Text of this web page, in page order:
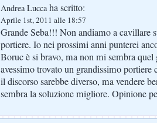
Andrea Luccaha scritto:
Aprile 1st, 2011 alle 18:57
Grande Seba!!! Non andiamo a cavillare
portiere. Io nei prossimi anni punterei
Boruc è si bravo, ma non mi sembra
avessimo trovato un grandissimo portiere
il discorso sarebbe diverso, ma vendere
sembra la soluzione migliore. Opinione